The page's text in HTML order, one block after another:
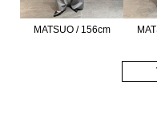
MATSUO / 156cm